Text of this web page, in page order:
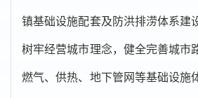
镇基础设施配套及防洪排涝体系建
树牢经营城市理念，健全完善城市
燃气、供热、地下管网等基础设施